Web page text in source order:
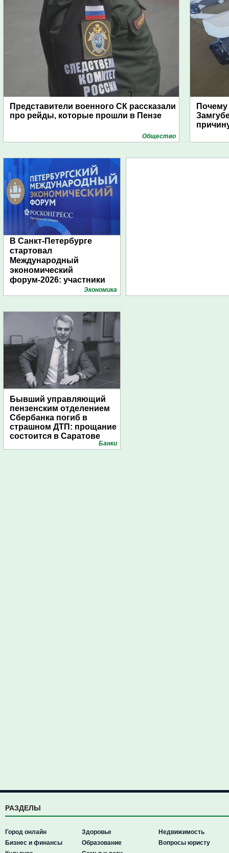
Представители военного СК рассказали
про рейды, которые прошли в Пензе
Общество
В Санкт-Петербурге
стартовал
Международный
экономический
форум-2026: участники
подготовили креативные
Экономика
Бывший управляющий
пензенским отделением
Сбербанка погиб в
страшном ДТП: прощание
состоится в Саратове
Банки
РАЗДЕЛЫ
Город онлайн
Бизнес и финансы
Здоровье
Образование
Недвижимость
Вопросы юристу